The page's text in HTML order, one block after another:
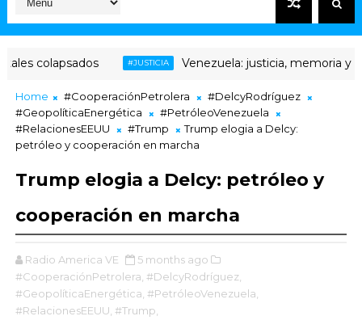
#JUSTICIA Venezuela: justicia, memoria y transición
Home #CooperaciónPetrolera
#DelcyRodríguez
#GeopolíticaEnergética
#PetróleoVenezuela
#RelacionesEEUU
#Trump
Trump elogia a Delcy:
petróleo y cooperación en marcha
Trump elogia a Delcy: petróleo y
cooperación en marcha
Radio America VE
5 months ago
#CooperaciónPetrolera, #DelcyRodríguez,
#GeopolíticaEnergética, #PetróleoVenezuela,
#RelacionesEEUU, #Trump,